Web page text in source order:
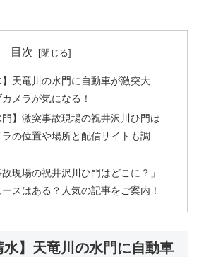
目次
】天竜川の水門に自動車が激突大
メラが気になる！
門】激突事故現場の祝井沢川ひ門は
の位置や場所と配信サイトも調
故現場の祝井沢川ひ門はどこに？」
スはある？人気の記事をご案内！
水】天竜川の水門に自動車